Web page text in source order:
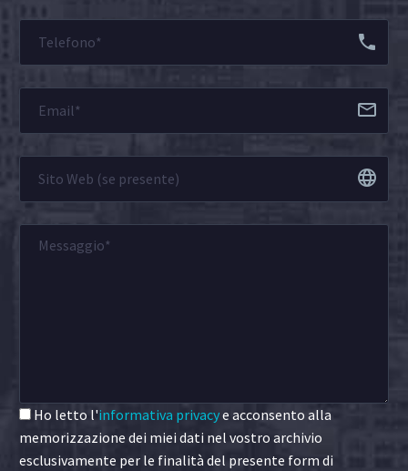
Ho letto l'informativa privacye acconsento alla
memorizzazione dei miei dati nel vostro archivio
esclusivamente per le finalità del presente form di